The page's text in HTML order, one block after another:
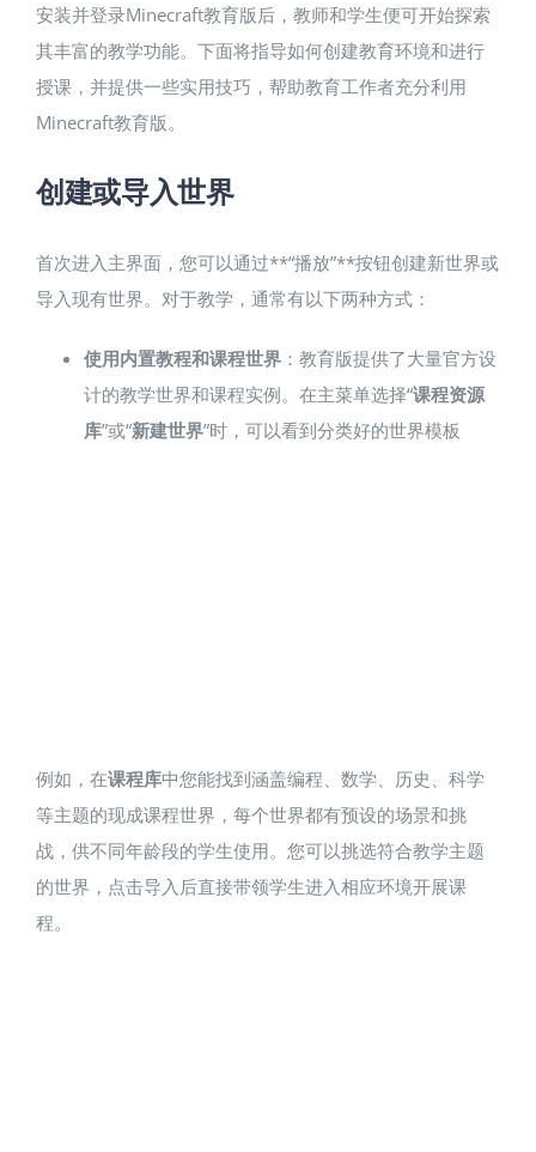
安装并登录Minecraft教育版后，教师和学生便可开始探索
其丰富的教学功能。下面将指导如何创建教育环境和进行
授课，并提供一些实用技巧，帮助教育工作者充分利用
Minecraft教育版。
创建或导入世界
首次进入主界面，您可以通过**“播放”**按钮创建新世界或
导入现有世界。对于教学，通常有以下两种方式：
使用内置教程和课程世界：教育版提供了大量官方设
计的教学世界和课程实例。在主菜单选择“课程资源
库”或“新建世界”时，可以看到分类好的世界模板​
例如，在课程库中您能找到涵盖编程、数学、历史、科学
等主题的现成课程世界，每个世界都有预设的场景和挑
战，供不同年龄段的学生使用​。您可以挑选符合教学主题
的世界，点击导入后直接带领学生进入相应环境开展课
程。